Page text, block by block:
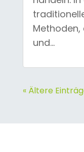
und...
« Ältere